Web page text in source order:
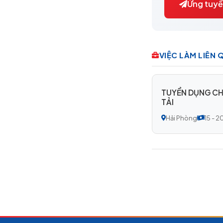
Ứng
VIỆC LÀM LIÊN
TUYỂN DỤNG
TẢI
Hải Phòng 15 -